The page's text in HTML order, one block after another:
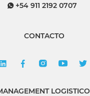
+54 911 2192 0707
CONTACTO
LOGISTICO